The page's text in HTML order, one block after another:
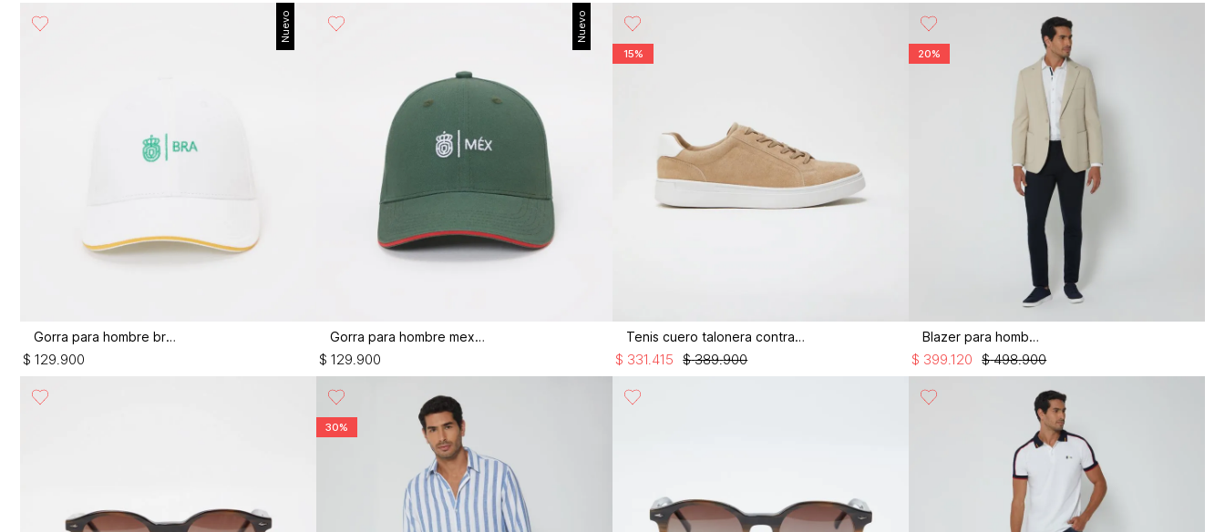
Nuevo
Gorra para hombre brasil
$ 129.900
Nuevo
Gorra para hombre mexico
$ 129.900
15%
Tenis cuero talonera contraste
$ 389.900
$ 331.415
20%
Blazer para hombre
$ 498.900
$ 399.120
30%